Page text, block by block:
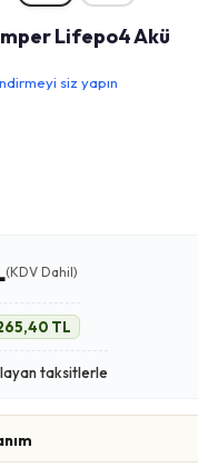
Lifepo4 Akü
siz yapın
(KDV Dahil)
TL
taksitlerle